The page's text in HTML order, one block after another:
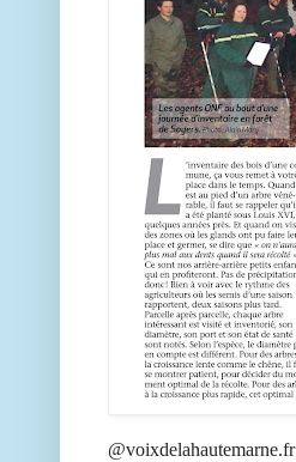
@voixdelahautemarne.fr